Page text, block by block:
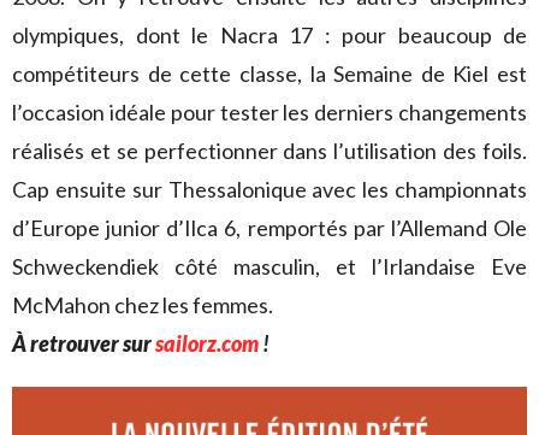
olympiques, dont le Nacra 17 : pour beaucoup de
compétiteurs de cette classe, la Semaine de Kiel est
l’occasion idéale pour tester les derniers changements
réalisés et se perfectionner dans l’utilisation des foils.
Cap ensuite sur Thessalonique avec les championnats
d’Europe junior d’Ilca 6, remportés par l’Allemand Ole
Schweckendiek côté masculin, et l’Irlandaise Eve
McMahon chez les femmes.
À retrouver sursailorz.com!